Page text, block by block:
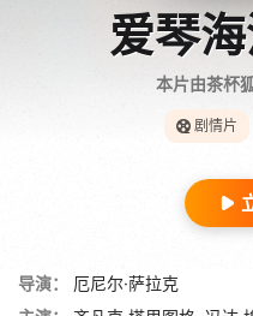
爱琴
本片由茶杯
剧情片
导演：
厄尼尔·萨拉克